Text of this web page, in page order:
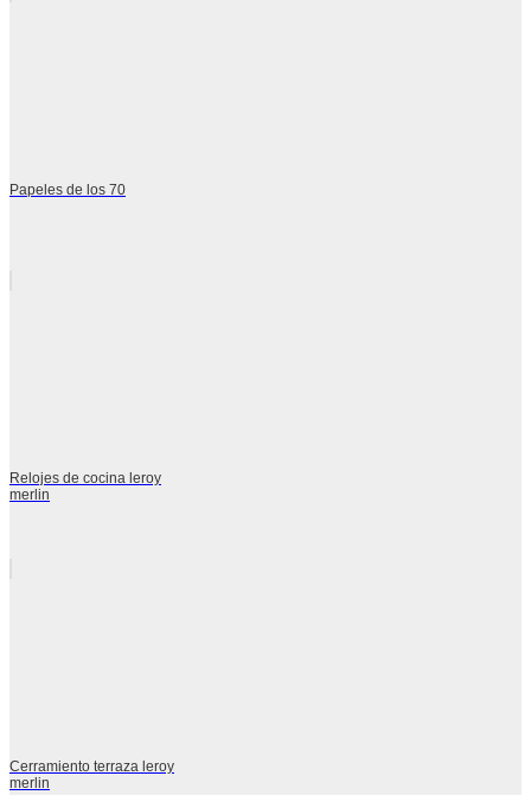
Papeles de los 70
Relojes de cocina leroy
merlin
Cerramiento terraza leroy
merlin